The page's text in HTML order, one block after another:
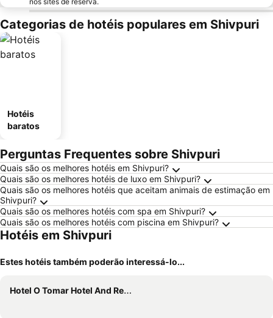
Categorias de hotéis populares em Shivpuri
Hotéis
baratos
Perguntas Frequentes sobre Shivpuri
Quais são os melhores hotéis em Shivpuri?
Quais são os melhores hotéis de luxo em Shivpuri?
Quais são os melhores hotéis que aceitam animais de estimação em
Shivpuri?
Quais são os melhores hotéis com spa em Shivpuri?
Quais são os melhores hotéis com piscina em Shivpuri?
Hotéis em Shivpuri
Estes hotéis também poderão interessá-lo...
Hotel O Tomar Hotel And Restaurant